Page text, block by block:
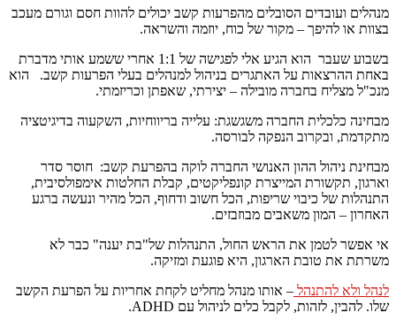
מנהלים ועובדים הסובלים מהפרעות קשב יכולים להוות חסם וגורם מעכב
בצוות או להיפך – מקור של כוח, יוזמה והשראה.
בשבוע שעבר הוא הגיע אלי לפגישה של 1:1 אחרי ששמע אותי מדברת
באחת ההרצאות על האתגרים בניהול למנהלים בעלי הפרעות קשב. הוא
מנכ"ל מצליח בחברה מובילה – יצירתי, שאפתן וכריזמתי.
מבחינה כלכלית החברה משגשגת: עלייה בריווחיות, השקעוה בדיגיטציה
מתקדמת, ובקרוב הנפקה לבורסה.
מבחינת ניהול ההון האנושי החברה לוקה בהפרעת קשב: חוסר סדר
וארגון, תקשורת המייצרת קונפליקטים, קבלת החלטות אימפולסיבית,
התנהלות של כיבוי שריפות, הכל חשוב ודחוף, הכל מהיר ונעשה ברגע
האחרון – המון משאבים מבוזבזים.
אי אפשר לטמן את הראש החול, התנהלות של"בת יענה" כבר לא
משרתת את טובת הארגון, היא פוגעת ומזיקה.
לנהל ולא להתנהל – אותו מנהל מחליט לקחת אחריות על הפרעת הקשב
שלו. להבין, לזהות, לקבל כלים לניהול עם ADHD.